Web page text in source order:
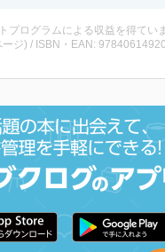
プログラムによる収益を得てい
ジ) / ISBN・EAN: